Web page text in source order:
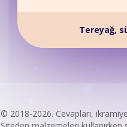
Tereyağ,
© 2018-2026. Cevapları,